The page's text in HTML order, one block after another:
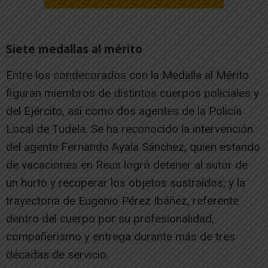
Siete medallas al mérito
Entre los condecorados con la Medalla al Mérito
figuran miembros de distintos cuerpos policiales y
del Ejército, así como dos agentes de la Policía
Local de Tudela. Se ha reconocido la intervención
del agente Fernando Ayala Sánchez, quien estando
de vacaciones en Reus logró detener al autor de
un hurto y recuperar los objetos sustraídos; y la
trayectoria de Eugenio Pérez Ibáñez, referente
dentro del cuerpo por su profesionalidad,
compañerismo y entrega durante más de tres
décadas de servicio.